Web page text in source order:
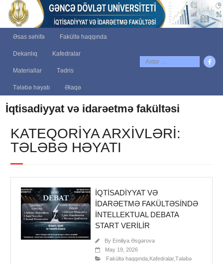
Əsas səhifə Fakültə haqqında
Dekanlıq Kafedralar
Materiallar Tədris
Tələbə həyatı Əlaqə
İqtisadiyyat və idarəetmə fakültəsi
KATEQORIYA ARXIVLƏRI:
TƏLƏBƏ HƏYATI
İQTISADIYYAT VƏ
IDARƏETMƏ FAKÜLTƏSINDƏ
INTELLEKTUAL DEBATA
START VERILIR
By Emiliya Əsgərova
May 19, 2026
Fakültə haqqında Kafedralar,Tələbə